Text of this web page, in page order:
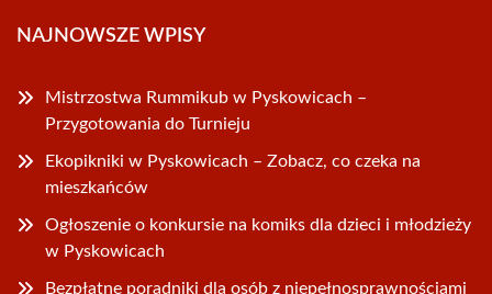
NAJNOWSZE WPISY
Mistrzostwa Rummikub w Pyskowicach –
Przygotowania do Turnieju
Ekopikniki w Pyskowicach – Zobacz, co czeka na
mieszkańców
Ogłoszenie o konkursie na komiks dla dzieci i młodzieży
w Pyskowicach
Bezpłatne poradniki dla osób z niepełnosprawnościami